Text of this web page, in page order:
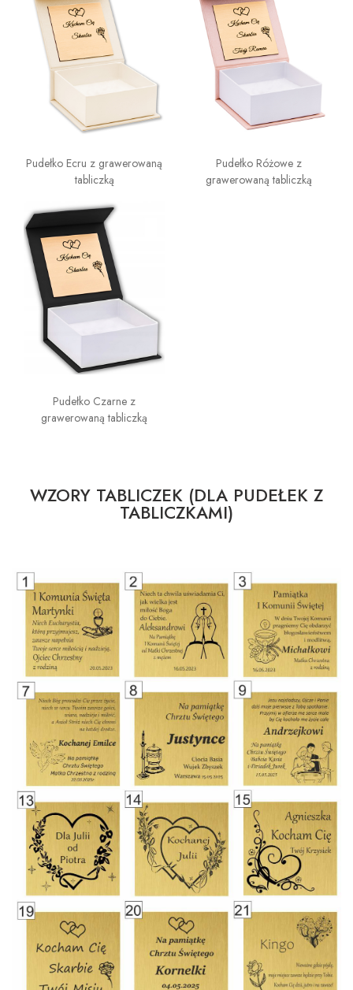
Pudełko Ecru z grawerowaną
tabliczką
Pudełko Różowe z
grawerowaną tabliczką
Pudełko Czarne z
grawerowaną tabliczką
WZORY TABLICZEK (DLA PUDEŁEK Z
TABLICZKAMI)